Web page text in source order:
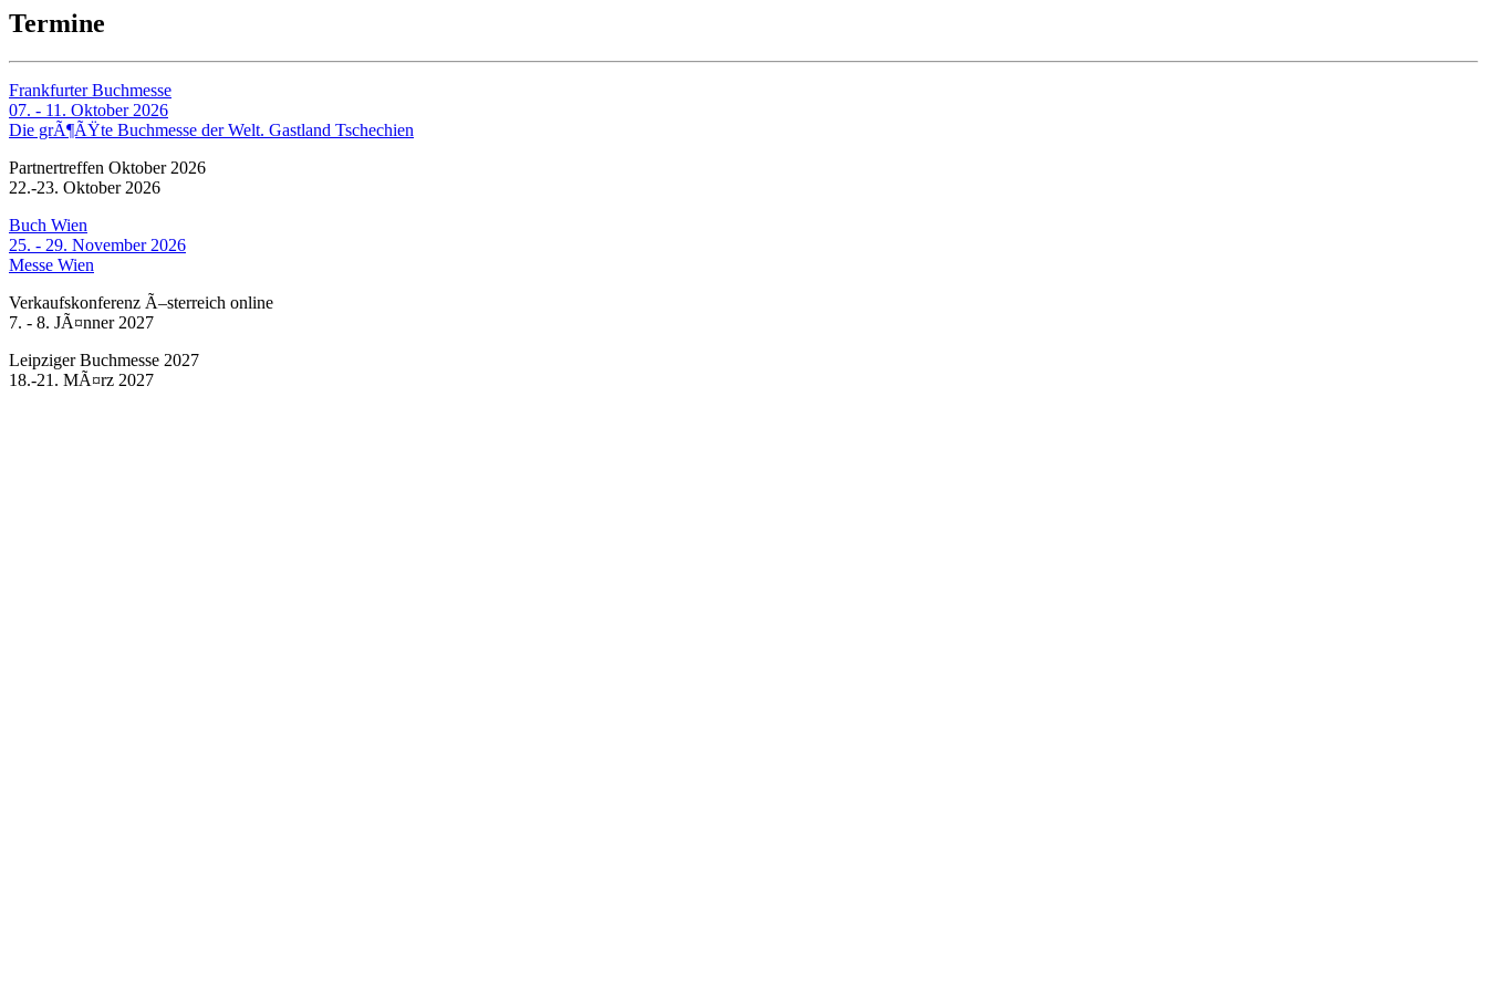
Termine
Frankfurter Buchmesse
07. - 11. Oktober 2026
Die grÃ¶ÃŸte Buchmesse der Welt. Gastland Tschechien
Partnertreffen Oktober 2026
22.-23. Oktober 2026
Buch Wien
25. - 29. November 2026
Messe Wien
Verkaufskonferenz Ã–sterreich online
7. - 8. JÃ¤nner 2027
Leipziger Buchmesse 2027
18.-21. MÃ¤rz 2027